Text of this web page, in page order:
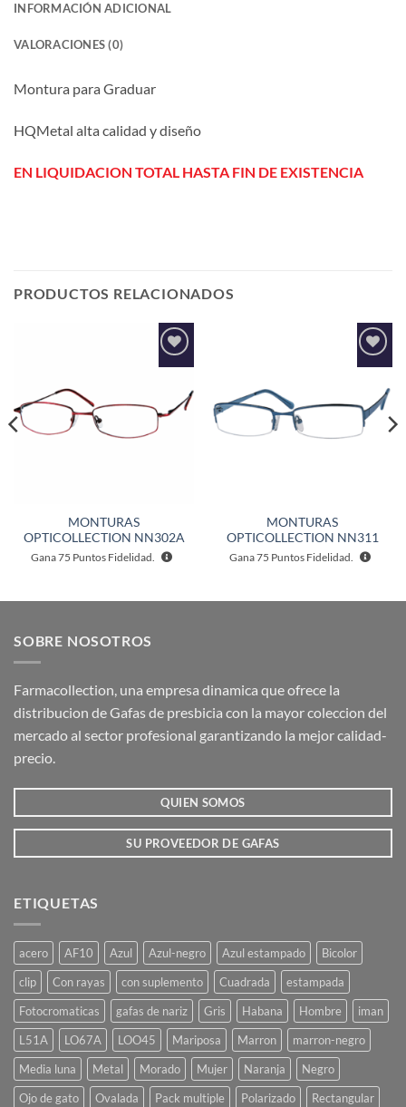
INFORMACIÓN ADICIONAL
VALORACIONES (0)
Montura para Graduar
HQMetal alta calidad y diseño
EN LIQUIDACION TOTAL HASTA FIN DE EXISTENCIA
PRODUCTOS RELACIONADOS
Añadir
deseos
MONTURAS
OPTICOLLECTION NN302A
Gana75 Puntos Fidelidad.
Añadir
lista de
deseos
MONTURAS
OPTICOLLECTION NN311
Gana75 Puntos Fidelidad.
SOBRE NOSOTROS
Farmacollection, una empresa dinamica que ofrece la
distribucion de Gafas de presbicia con la mayor coleccion del
mercado al sector profesional garantizando la mejor calidad-
precio.
QUIEN SOMOS
SU PROVEEDOR DE GAFAS
ETIQUETAS
acero AF10 Azul Azul-negro Azul estampado
Bicolor
clip
Con rayas con suplemento Cuadrada
estampada
Fotocromaticas
gafas de nariz Gris Habana Hombre
iman
L51A
LO67A LOO45 Mariposa Marron
marron-negro
Media luna
Metal Morado Mujer Naranja
Negro
Ojo de gato
Ovalada Pack multiple Polarizado
Rectangular